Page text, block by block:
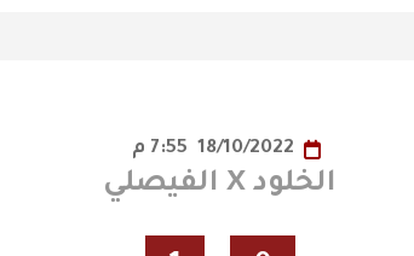
الخلود X الفيصلي